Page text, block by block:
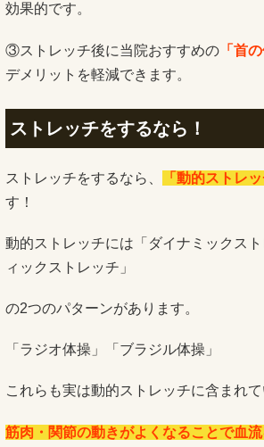
効果的です。
③ストレッチ後に当院おすすめの 「首
デメリットを軽減できます。
ストレッチをするなら！
ストレッチをするなら、 「動的ストレ
す！
動的ストレッチには「ダイナミックス
ィックストレッチ」
の2つのパターンがあります。
「ラジオ体操」「ブラジル体操」
これらも実は動的ストレッチに含まれて
筋肉・関節の動きがよくなることで血